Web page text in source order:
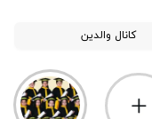
کانال والدین